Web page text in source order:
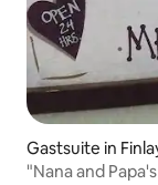
Gastsuite in
"Nana and